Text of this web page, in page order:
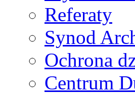
Referaty
Synod
Ochrona
Centrum